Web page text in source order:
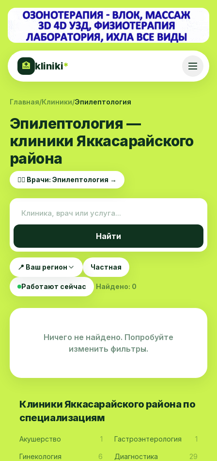
🏥 kliniki*
Главная/Клиники/Эпилептология
Эпилептология —
клиники Яккасарайского
района
👨‍⚕️ Врачи: Эпилептология →
Найти
📍 Ваш регион Частная
Работают сейчас Найдено: 0
Ничего не найдено. Попробуйте
изменить фильтры.
Клиники Яккасарайского района по
специализациям
Акушерство 1 Гастроэнтерология 1
Гинекология 6 Диагностика 29